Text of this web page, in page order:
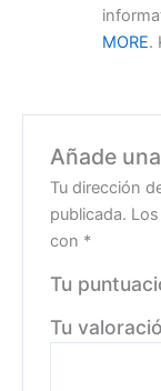
MORE.
Añade
Tu dirección
publicada.
con *
Tu
Tu